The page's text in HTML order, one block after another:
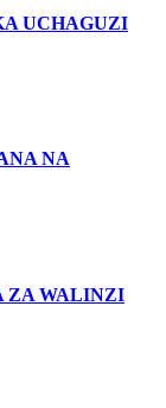
UCHAGUZI
NA
ZA WALINZI